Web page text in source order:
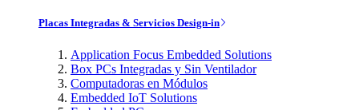
Placas Integradas & Servicios Design-in
Application Focus Embedded Solutions
Box PCs Integradas y Sin Ventilador
Computadoras en Módulos
Embedded IoT Solutions